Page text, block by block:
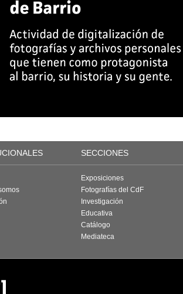
SECCIONES
Exposiciones
Fotografías del CdF
Investigación
Educativa
Catálogo
Mediateca